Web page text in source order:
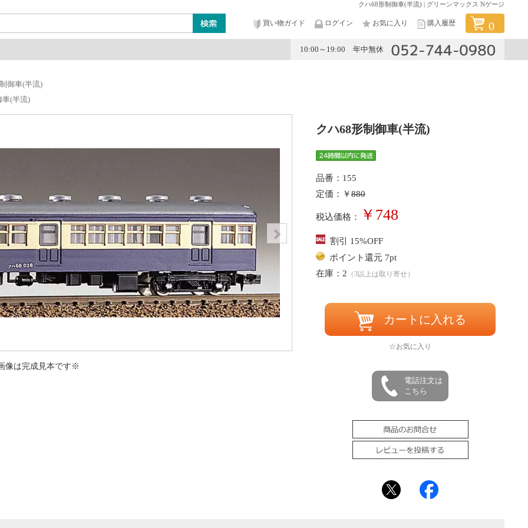
クハ68形制御車(半流) | グリーンマックス Nゲージ
買い物ガイド ログイン お気に入り 購入履歴 0
10:00～19:00 年中無休
レイアウト・ジオラマ類
御車(半流)
車(半流)
像は完成見本です※
クハ68形制御車(半流)
品番：155
定価：￥880
税込価格： ￥748
割引 15%OFF
ポイント還元 7pt
在庫：2 （3以上は取り寄せ）
カートに入れる
☆お気に入り
電話注文は
こちら